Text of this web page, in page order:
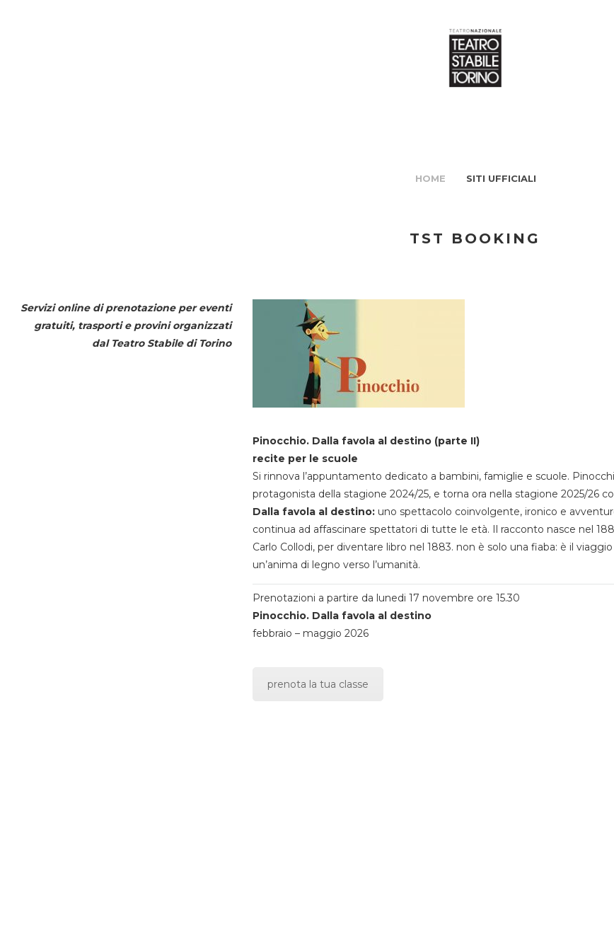
HOME SITI UFFICIALI
TST BOOKING
Servizi online di prenotazione per eventi
gratuiti, trasporti e provini organizzati
dal Teatro Stabile di Torino
Pinocchio. Dalla favola al destino (parte II)
recite per le scuole
Si rinnova l’appuntamento dedicato a bambini, famiglie e scuole.
protagonista della stagione 2024/25, e torna ora nella stagione 2025/26
Dalla favola al destino:uno spettacolo coinvolgente, ironico e
continua ad affascinare spettatori di tutte le età. Il racconto nasce nel
Carlo Collodi, per diventare libro nel 1883. non è solo una fiaba: è il
un’anima di legno verso l’umanità.
Prenotazioni a partire da lunedi 17 novembre ore 15.30
Pinocchio. Dalla favola al destino
febbraio – maggio 2026
prenota la tua classe